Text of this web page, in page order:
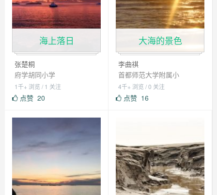
海上落日
张楚桐
府学胡同小学
1千+ 浏览 / 1 关注
点赞 20
大海的景色
李曲祺
首都师范大学附属小
4千+ 浏览 / 0 关注
点赞 16